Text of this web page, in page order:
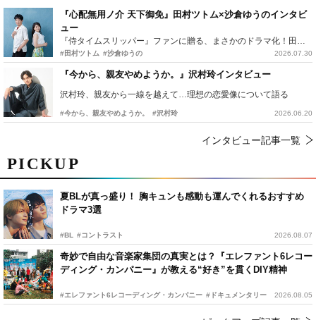
PICKUP
夏BLが真っ盛り！ 胸キュンも感動も運んでくれるおすすめ
ドラマ3選
#BL #コントラスト 2026.08.07
奇妙で自由な音楽家集団の真実とは？『エレファント6レコー
ディング・カンパニー』が教える“好き”を貫くDIY精神
#エレファント6レコーディング・カンパニー #ドキュメンタリー 2026.08.05
『心配無用ノ介 天下御免』田村ツトム×沙倉ゆうのインタビ
ュー
『侍タイムスリッパー』ファンに贈る、まさかのドラマ化！田村ツトム×沙倉ゆうのが語る『心配無用ノ介』撮影秘話
#田村ツトム #沙倉ゆうの 2026.07.30
『今から、親友やめようか。』沢村玲インタビュー
沢村玲、親友から一線を越えて…理想の恋愛像について語る
#今から、親友やめようか。 #沢村玲 2026.06.20
インタビュー記事一覧